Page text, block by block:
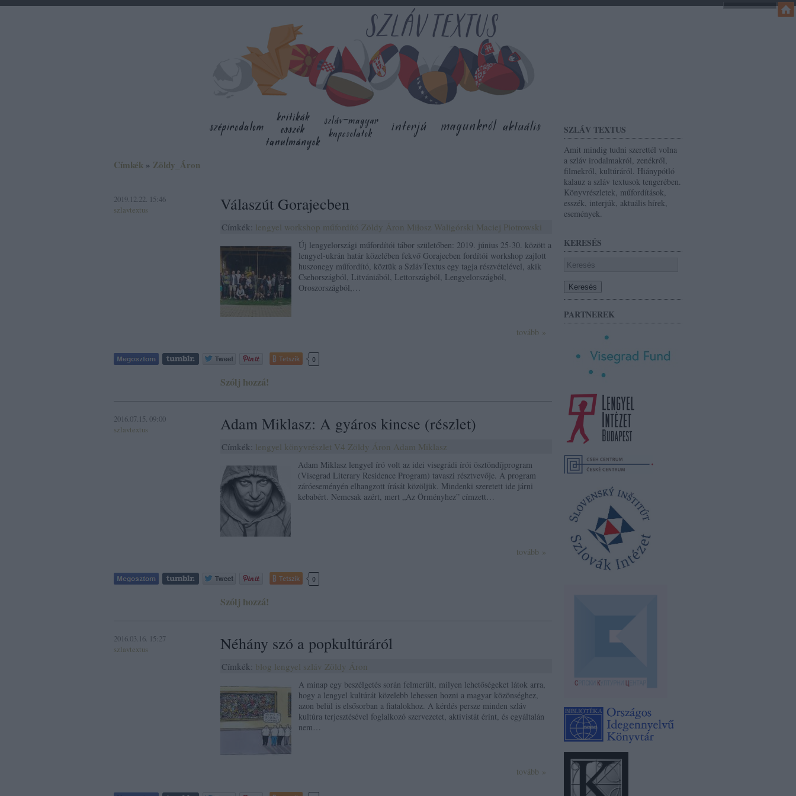
SZLÁV TEXTUS
Amit mindig tudni szerettél volna
a szláv irodalmakról, zenékről,
filmekről, kultúráról. Hiánypótló
kalauz a szláv textusok tengerében.
Könyvrészletek, műfordítások,
esszék, interjúk, aktuális hírek,
események.
KERESÉS
PARTNEREK
Címkék » Zöldy_Áron
2019.12.22. 15:46
szlavtextus
Válaszút Gorajecben
Címkék: lengyel workshop műfordító Zöldy Áron Miłosz Waligórski Maciej Piotrowski
Új lengyelországi műfordítói tábor születőben: 2019. június 25-30. között a
lengyel-ukrán határ közelében fekvő Gorajecben fordítói workshop zajlott
huszonegy műfordító, köztük a SzlávTextus egy tagja részvételével, akik
Csehországból, Litvániából, Lettországból, Lengyelországból,
Oroszországból,…
tovább »
Tetszik 0
Szólj hozzá!
2016.07.15. 09:00
szlavtextus
Adam Miklasz: A gyáros kincse (részlet)
Címkék: lengyel könyvrészlet V4 Zöldy Áron Adam Miklasz
Adam Miklasz lengyel író volt az idei visegrádi írói ösztöndíjprogram
(Visegrad Literary Residence Program) tavaszi résztvevője. A program
záróeseményén elhangzott írását közöljük. Mindenki szeretett ide járni
kebabért. Nemcsak azért, mert „Az Örményhez” címzett…
tovább »
Tetszik 0
Szólj hozzá!
2016.03.16. 15:27
szlavtextus
Néhány szó a popkultúráról
Címkék: blog lengyel szláv Zöldy Áron
A minap egy beszélgetés során felmerült, milyen lehetőségeket látok arra,
hogy a lengyel kultúrát közelebb lehessen hozni a magyar közönséghez,
azon belül is elsősorban a fiatalokhoz. A kérdés persze minden szláv
kultúra terjesztésével foglalkozó szervezetet, aktivistát érint, és egyáltalán
nem…
tovább »